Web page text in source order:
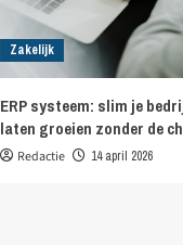
Zakelijk
ERP systeem: slim je
laten groeien zonder de
Redactie 14 april 2026